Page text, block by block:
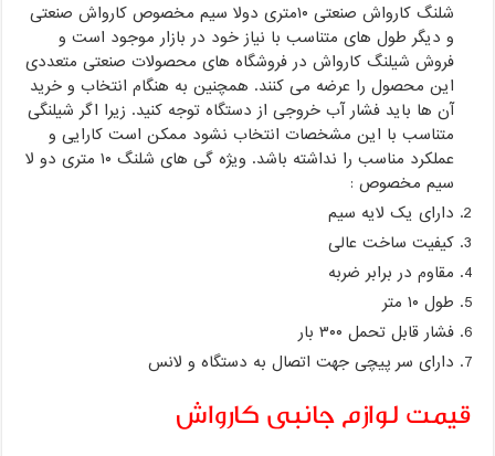
شلنگ کارواش صنعتی ۱۰متری دولا سیم مخصوص کارواش صنعتی
و دیگر طول های متناسب با نیاز خود در بازار موجود است و
فروش شیلنگ کارواش در فروشگاه های محصولات صنعتی متعددی
این محصول را عرضه می کنند. همچنین به هنگام انتخاب و خرید
آن ها باید فشار آب خروجی از دستگاه توجه کنید. زیرا اگر شیلنگی
متناسب با این مشخصات انتخاب نشود ممکن است کارایی و
عملکرد مناسب را نداشته باشد. ویژه گی های شلنگ ۱۰ متری دو لا
سیم مخصوص :
دارای یک لایه سیم
کیفیت ساخت عالی
مقاوم در برابر ضربه
طول ۱۰ متر
فشار قابل تحمل ۳۰۰ بار
دارای سر پیچی جهت اتصال به دستگاه و لانس
قیمت لوازم جانبی کارواش